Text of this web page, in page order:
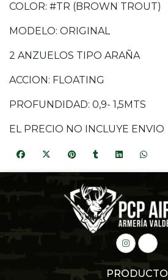
COLOR: #TR (BROWN TROUT)
MODELO: ORIGINAL
2 ANZUELOS TIPO ARAÑA
ACCION: FLOATING
PROFUNDIDAD: 0,9- 1,5MTS
EL PRECIO NO INCLUYE ENVIO
PRODUCTO